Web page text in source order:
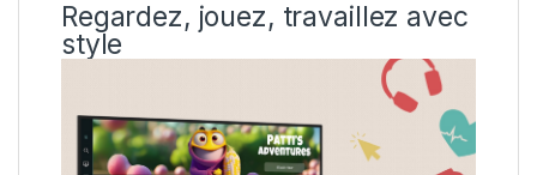
Regardez, jouez, travaillez avec
style